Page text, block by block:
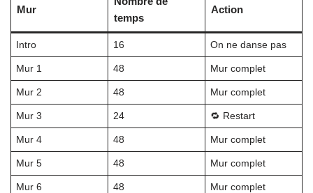
Mur
temps
Action
Intro 16 On ne danse pas
Mur 1 48 Mur complet
Mur 2 48 Mur complet
Mur 3 24 🔁 Restart
Mur 4 48 Mur complet
Mur 5 48 Mur complet
Mur 6 48 Mur complet